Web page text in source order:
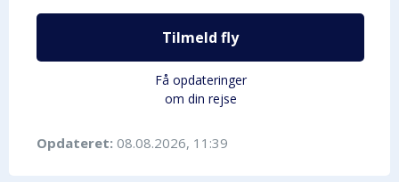
Tilmeld fly
Få opdateringer
om din rejse
Opdateret: 08.08.2026, 11:39